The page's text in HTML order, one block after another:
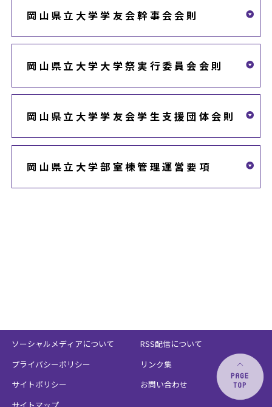
岡山県立大学学友会幹事会会則
岡山県立大学大学祭実行委員会会則
岡山県立大学学友会学生支援団体会則
岡山県立大学部室棟管理運営要項
ソーシャルメディアについて
プライバシーポリシー
サイトポリシー
RSS配信について
リンク集
お問い合わせ